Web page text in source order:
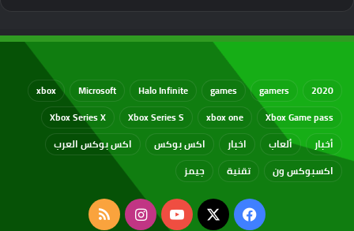
2020
gamers
games
Halo Infinite
Microsoft
xbox
Xbox Game pass
xbox one
Xbox Series S
Xbox Series X
أخبار
ألعاب اخبار اكس بوكس
اكس بوكس العرب
اكسبوكس ون
تقنية جيمز
فيسبوك
‫X
‫YouTubeانستقرامملخص